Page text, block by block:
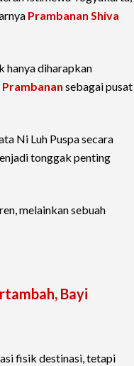
Prambanan Shiva
hanya diharapkan
Prambanan sebagai pusat
Ni Luh Puspa secara
tonggak penting
melainkan sebuah
Bayi
fisik destinasi, tetapi